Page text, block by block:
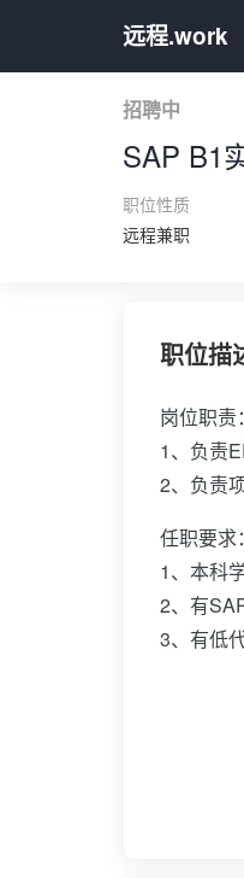
远程.work
招聘中
SAP B1
职位性质
远程兼职
职位描
岗位职责：
1、负责
2、负责
任职要求：
1、本科
2、有
3、有低